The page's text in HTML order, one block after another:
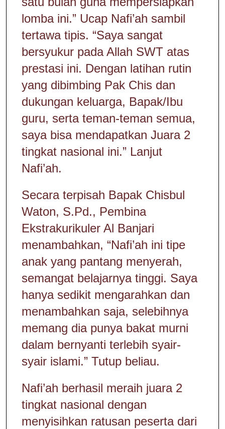
lomba ini.” Ucap Nafi’ah sambil
tertawa tipis. “Saya sangat
bersyukur pada Allah SWT atas
prestasi ini. Dengan latihan rutin
yang dibimbing Pak Chis dan
dukungan keluarga, Bapak/Ibu
guru, serta teman-teman semua,
saya bisa mendapatkan Juara 2
tingkat nasional ini.” Lanjut
Nafi’ah.
Secara terpisah Bapak Chisbul
Waton, S.Pd., Pembina
Ekstrakurikuler Al Banjari
menambahkan, “Nafi’ah ini tipe
anak yang pantang menyerah,
semangat belajarnya tinggi. Saya
hanya sedikit mengarahkan dan
menambahkan saja, selebihnya
memang dia punya bakat murni
dalam bernyanti terlebih syair-
syair islami.” Tutup beliau.
Nafi’ah berhasil meraih juara 2
tingkat nasional dengan
menyisihkan ratusan peserta dari